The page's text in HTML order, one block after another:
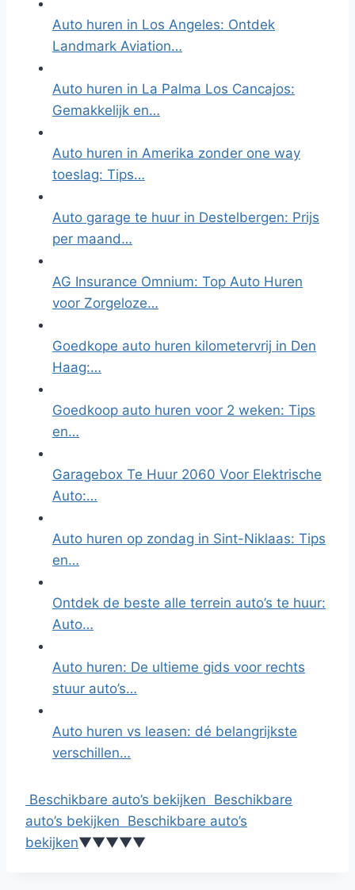
Auto huren in Los Angeles: Ontdek
Landmark Aviation…
Auto huren in La Palma Los Cancajos:
Gemakkelijk en…
Auto huren in Amerika zonder one way
toeslag: Tips…
Auto garage te huur in Destelbergen: Prijs
per maand…
AG Insurance Omnium: Top Auto Huren
voor Zorgeloze…
Goedkope auto huren kilometervrij in Den
Haag:…
Goedkoop auto huren voor 2 weken: Tips
en…
Garagebox Te Huur 2060 Voor Elektrische
Auto:…
Auto huren op zondag in Sint-Niklaas: Tips
en…
Ontdek de beste alle terrein auto’s te huur:
Auto…
Auto huren: De ultieme gids voor rechts
stuur auto’s…
Auto huren vs leasen: dé belangrijkste
verschillen…
Beschikbare auto’s bekijken Beschikbare
auto’s bekijken Beschikbare auto’s
bekijken▼▼▼▼▼